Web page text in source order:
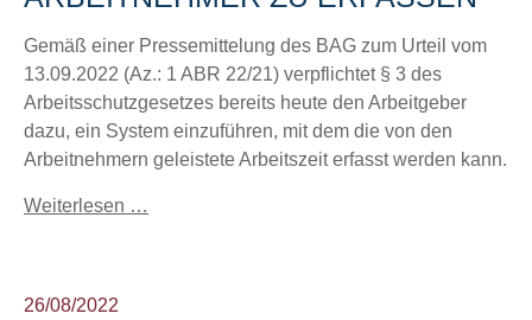
Gemäß einer Pressemittelung des BAG zum Urteil vom
13.09.2022 (Az.: 1 ABR 22/21) verpflichtet § 3 des
Arbeitsschutzgesetzes bereits heute den Arbeitgeber
dazu, ein System einzuführen, mit dem die von den
Arbeitnehmern geleistete Arbeitszeit erfasst werden kann.
Weiterlesen …
26/08/2022